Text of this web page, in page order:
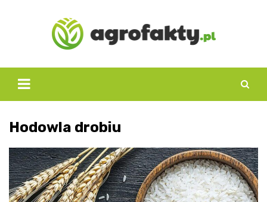
Hodowla drobiu